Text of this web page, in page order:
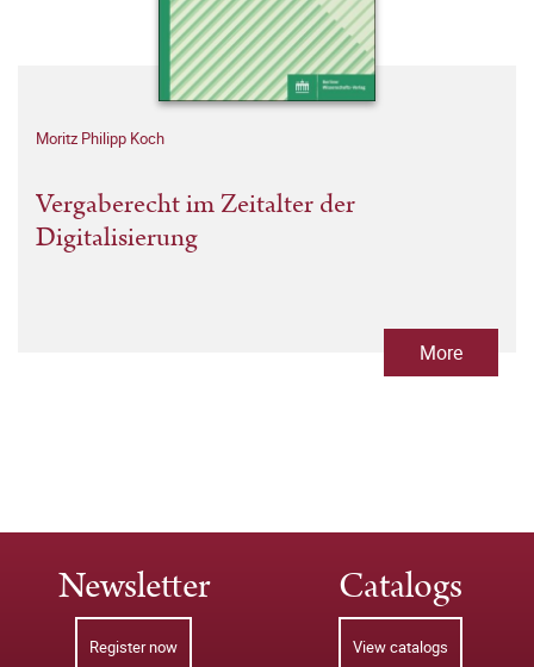
Moritz Philipp Koch
Vergaberecht im Zeitalter der
Digitalisierung
More
Newsletter
Register now
Catalogs
View catalogs